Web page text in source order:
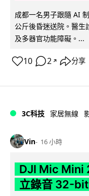
成都一名男子跟隨 AI
公斤後昏迷送院。醫生
及多器官功能障礙。...
10 2 ↗ 分享
3C科技 家居無線
Vin 16 小時
DJI Mic Mini
立錄音 32-